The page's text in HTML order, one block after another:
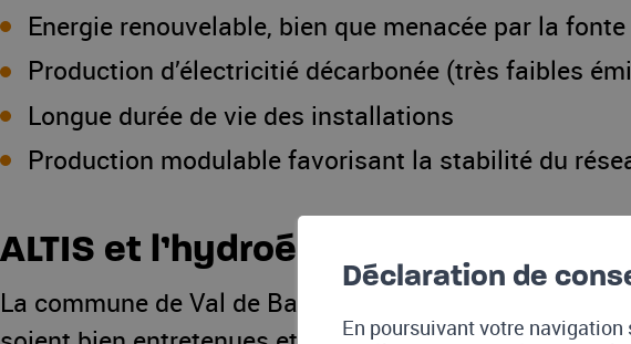
Energie renouvelable, bien que menacée par la
Production d’électricitié décarbonée (très faibles
Longue durée de vie des installations
Production modulable favorisant la stabilité du
ALTIS et l’hydroélectricité
La commune de Val de Bagnes est propriétaire de
Déclaration de
En poursuivant votre